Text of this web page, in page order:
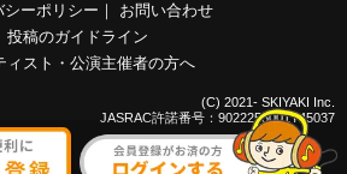
シーポリシー ｜
お問い合わせ
投稿のガイドライン
ィスト・公演主催者の方へ
(C) 2021- SKIYAKI Inc.
JASRAC許諾番号：9022255001Y45037